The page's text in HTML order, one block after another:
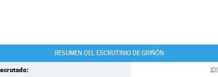
RESUMEN DEL ESCRUTINIO DE GRIÑÓN